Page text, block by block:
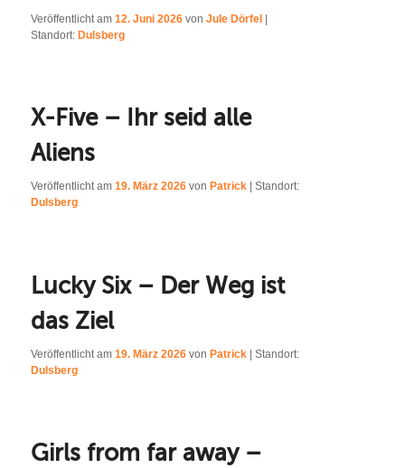
Veröffentlicht am12. Juni 2026 vonJule Dörfel |
Standort:Dulsberg
X-Five – Ihr seid alle
Aliens
Veröffentlicht am19. März 2026 von Patrick
| Standort:
Dulsberg
Lucky Six – Der Weg ist
das Ziel
Veröffentlicht am19. März 2026 vonPatrick | Standort:
Dulsberg
Girls from far away –